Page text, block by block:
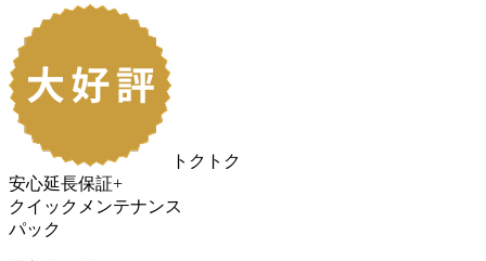
トクトク
安心延長保証+
クイックメンテナンス
パック